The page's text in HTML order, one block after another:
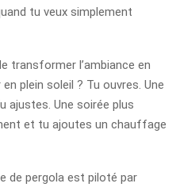
tu veux simplement
transformer l’ambiance en
plein soleil ? Tu ouvres. Une
ajustes. Une soirée plus
et tu ajoutes un chauffage
de pergola est piloté par